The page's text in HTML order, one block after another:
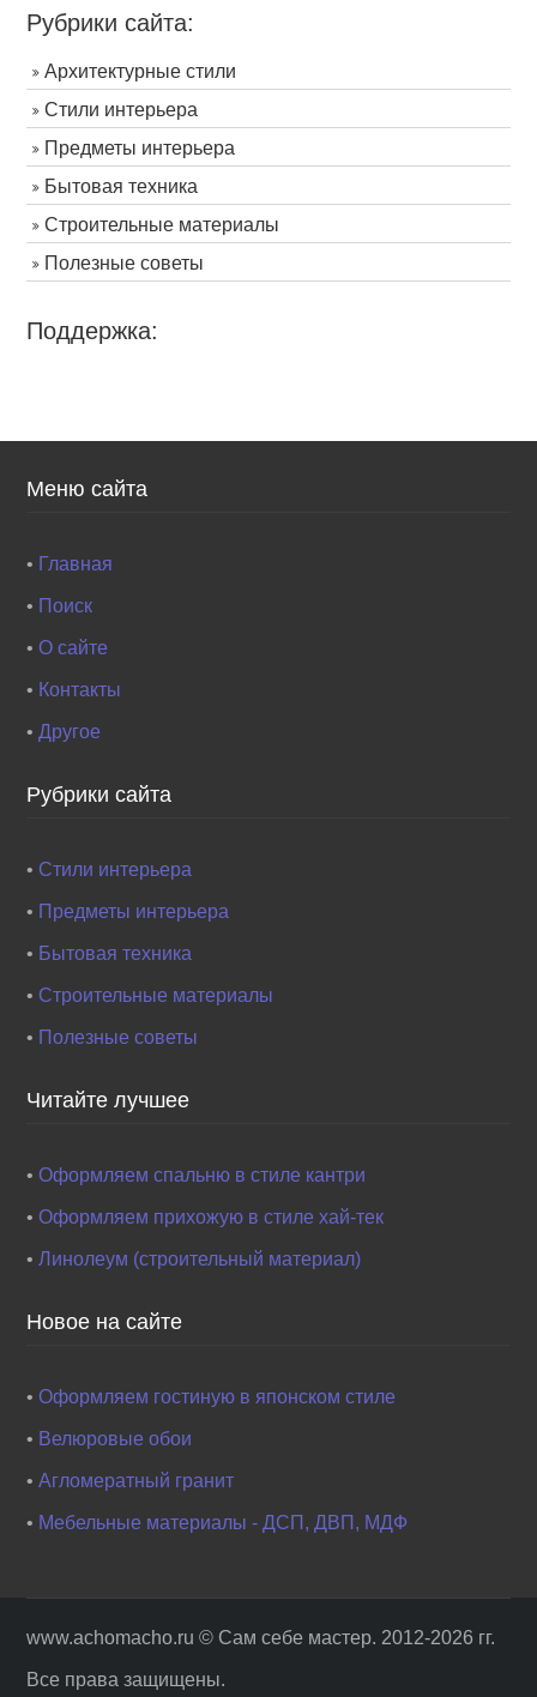
Рубрики сайта:
Архитектурные стили
Стили интерьера
Предметы интерьера
Бытовая техника
Строительные материалы
Полезные советы
Поддержка:
Меню сайта
• Главная
• Поиск
•О сайте
• Контакты
•Другое
Рубрики сайта
•Стили интерьера
• Предметы интерьера
• Бытовая техника
•Строительные материалы
• Полезные советы
Читайте лучшее
•Оформляем спальню в стиле кантри
•Оформляем прихожую в стиле хай-тек
•Линолеум (строительный материал)
Новое на сайте
•Оформляем гостиную в японском стиле
• Велюровые обои
•Агломератный гранит
• Мебельные материалы - ДСП, ДВП, МДФ
www.achomacho.ru © Сам себе мастер. 2012-2026 гг.
Все права защищены.